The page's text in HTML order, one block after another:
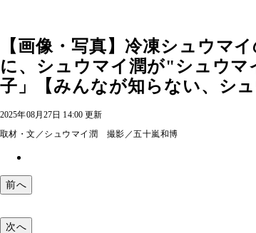
【画像・写真】冷凍シュウマ
に、シュウマイ潤が"シュウ
子」【みんなが知らない、シ
2025年08月27日 14:00 更新
取材・文／シュウマイ潤 撮影／五十嵐和博
前へ
次へ